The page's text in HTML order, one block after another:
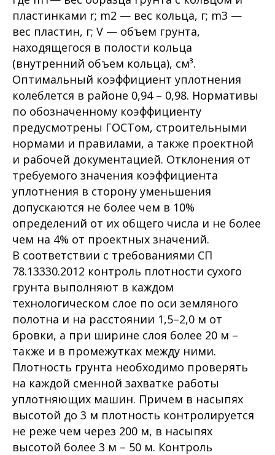
пластинками r; m2 — вес кольца, г; m3 —
вес пластин, г; V — объем грунта,
находящегося в полости кольца
(внутренний объем кольца), см³.
Оптимальный коэффициент уплотнения
колеблется в районе 0,94 – 0,98. Нормативы
по обозначенному коэффициенту
предусмотрены ГОСТом, строительными
нормами и правилами, а также проектной
и рабочей документацией. Отклонения от
требуемого значения коэффициента
уплотнения в сторону уменьшения
допускаются не более чем в 10%
определений от их общего числа и не более
чем на 4% от проектных значений.
В соответствии с требованиями СП
78.13330.2012 контроль плотности сухого
грунта выполняют в каждом
технологическом слое по оси земляного
полотна и на расстоянии 1,5–2,0 м от
бровки, а при ширине слоя более 20 м –
также и в промежутках между ними.
Плотность грунта необходимо проверять
на каждой сменной захватке работы
уплотняющих машин. Причем в насыпях
высотой до 3 м плотность контролируется
не реже чем через 200 м, в насыпях
высотой более 3 м – 50 м. Контроль